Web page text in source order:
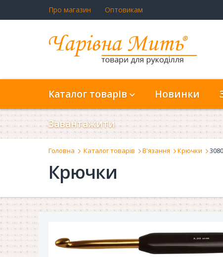
Про магазин Оптовикам
Каталог товарів Новинки
Завантажити
Головна Каталог товарів В'язання Крючки
Крючки